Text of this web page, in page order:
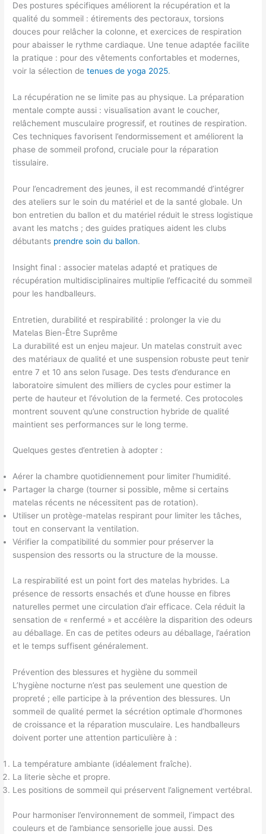
Des postures spécifiques améliorent la récupération et la
qualité du sommeil : étirements des pectoraux, torsions
douces pour relâcher la colonne, et exercices de respiration
pour abaisser le rythme cardiaque. Une tenue adaptée facilite
la pratique : pour des vêtements confortables et modernes,
voir la sélection detenues de yoga 2025.
La récupération ne se limite pas au physique. La préparation
mentale compte aussi : visualisation avant le coucher,
relâchement musculaire progressif, et routines de respiration.
Ces techniques favorisent l’endormissement et améliorent la
phase de sommeil profond, cruciale pour la réparation
tissulaire.
Pour l’encadrement des jeunes, il est recommandé d’intégrer
des ateliers sur le soin du matériel et de la santé globale. Un
bon entretien du ballon et du matériel réduit le stress logistique
avant les matchs ; des guides pratiques aident les clubs
débutants prendre soin du ballon.
Insight final : associer matelas adapté et pratiques de
récupération multidisciplinaires multiplie l’efficacité du sommeil
pour les handballeurs.
Entretien, durabilité et respirabilité : prolonger la vie du
Matelas Bien-Être Suprême
La durabilité est un enjeu majeur. Un matelas construit avec
des matériaux de qualité et une suspension robuste peut tenir
entre 7 et 10 ans selon l’usage. Des tests d’endurance en
laboratoire simulent des milliers de cycles pour estimer la
perte de hauteur et l’évolution de la fermeté. Ces protocoles
montrent souvent qu’une construction hybride de qualité
maintient ses performances sur le long terme.
Quelques gestes d’entretien à adopter :
Aérer la chambre quotidiennement pour limiter l’humidité.
Partager la charge (tourner si possible, même si certains
matelas récents ne nécessitent pas de rotation).
Utiliser un protège-matelas respirant pour limiter les tâches,
tout en conservant la ventilation.
Vérifier la compatibilité du sommier pour préserver la
suspension des ressorts ou la structure de la mousse.
La respirabilité est un point fort des matelas hybrides. La
présence de ressorts ensachés et d’une housse en fibres
naturelles permet une circulation d’air efficace. Cela réduit la
sensation de « renfermé » et accélère la disparition des odeurs
au déballage. En cas de petites odeurs au déballage, l’aération
et le temps suffisent généralement.
Prévention des blessures et hygiène du sommeil
L’hygiène nocturne n’est pas seulement une question de
propreté ; elle participe à la prévention des blessures. Un
sommeil de qualité permet la sécrétion optimale d’hormones
de croissance et la réparation musculaire. Les handballeurs
doivent porter une attention particulière à :
La température ambiante (idéalement fraîche).
La literie sèche et propre.
Les positions de sommeil qui préservent l’alignement vertébral.
Pour harmoniser l’environnement de sommeil, l’impact des
couleurs et de l’ambiance sensorielle joue aussi. Des